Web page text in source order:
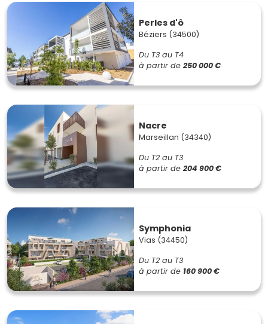
Perles d'ô
Béziers (34500)
Du T3 au T4
à partir de 250 000 €
Nacre
Marseillan (34340)
Du T2 au T3
à partir de 204 900 €
Symphonia
Vias (34450)
Du T2 au T3
à partir de 160 900 €